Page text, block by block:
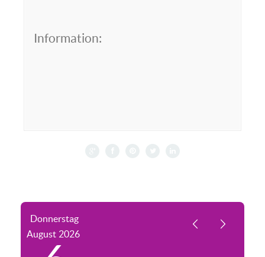
Information:
Donnerstag
August 2026